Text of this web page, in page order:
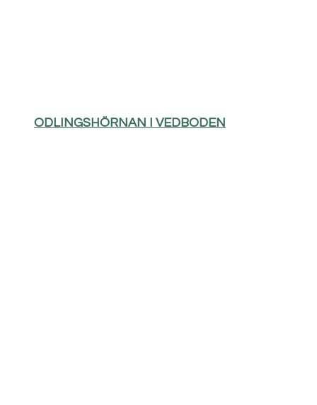
ODLINGSHÖRNAN I VEDBODEN